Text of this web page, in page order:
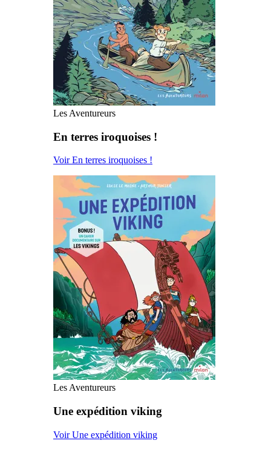
Les Aventureurs
En terres iroquoises !
Voir En terres iroquoises !
Les Aventureurs
Une expédition viking
Voir Une expédition viking